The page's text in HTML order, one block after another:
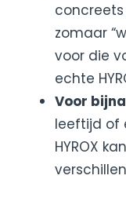
zomaar
voor die
echte
Voor
leeftijd of
HYROX